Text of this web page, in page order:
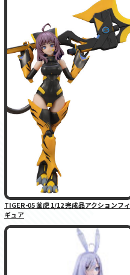
TIGER-05 釜虎 1/12 完成品アクションフィ
ギュア